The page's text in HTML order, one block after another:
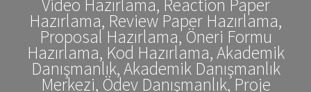
Video Hazırlama, Reaction Paper
Hazırlama, Review Paper Hazırlama,
Proposal Hazırlama, Öneri Formu
Hazırlama, Kod Hazırlama, Akademik
Danışmanlık, Akademik Danışmanlık
Merkezi, Ödev Danışmanlık, Proje